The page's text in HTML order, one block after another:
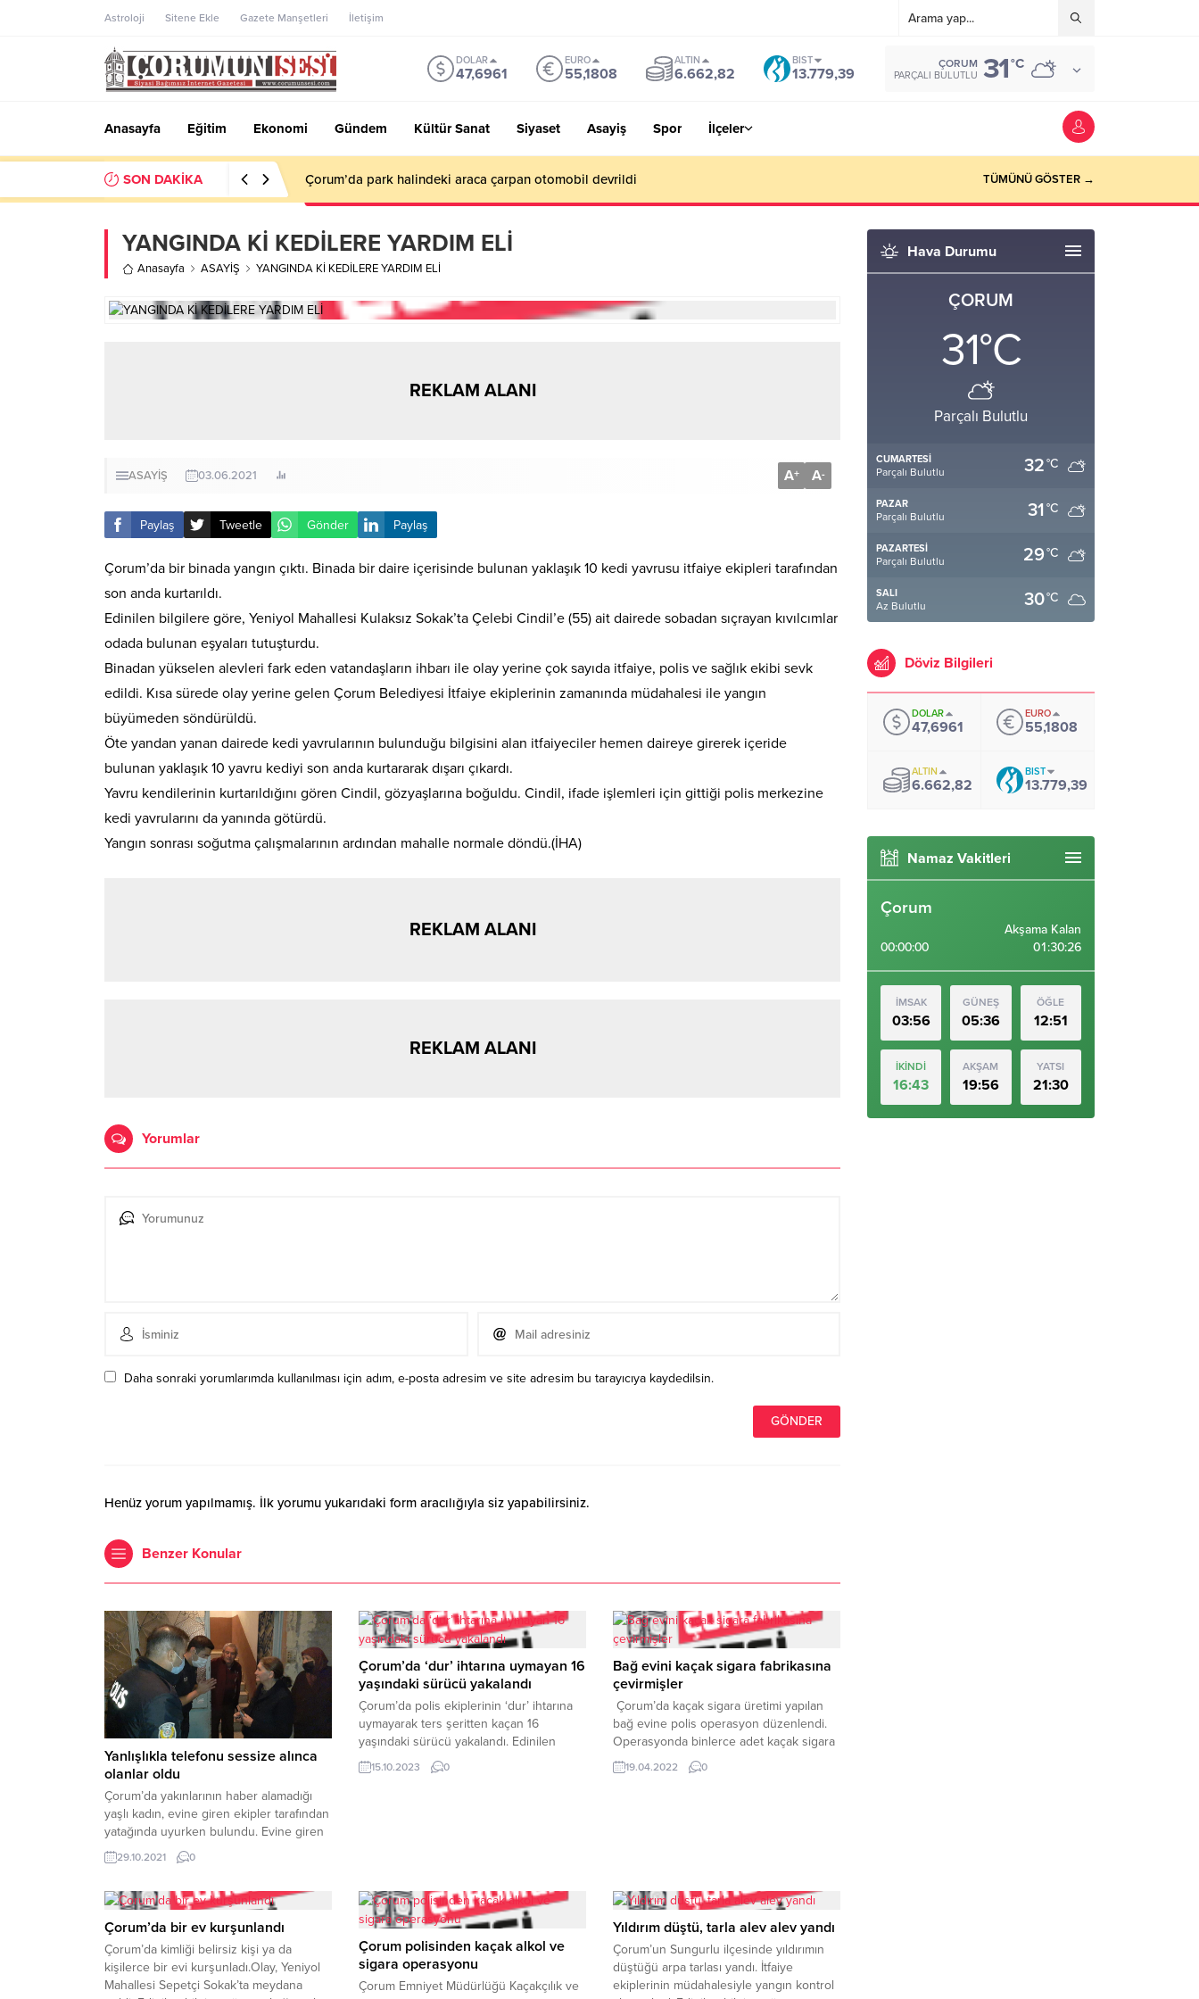
Astroloji Sitene Ekle Gazete Manşetleri İletişim
DOLAR
47,6961
EURO
55,1808
ALTIN
6.662,82
BIST
13.779,39
ÇORUM
PARÇALI BULUTLU 31°C
Anasayfa Eğitim Ekonomi Gündem Kültür Sanat Siyaset Asayiş Spor İlçeler
SON DAKİKA Çorum’da park halindeki araca çarpan otomobil devrildi TÜMÜNÜ GÖSTER →
YANGINDA Kİ KEDİLERE YARDIM ELİ
Anasayfa ASAYİŞ YANGINDA Kİ KEDİLERE YARDIM ELİ
REKLAM ALANI
ASAYİŞ 03.06.2021 A+ A-
Paylaş Tweetle Gönder Paylaş
Çorum’da bir binada yangın çıktı. Binada bir daire içerisinde bulunan yaklaşık 10 kedi yavrusu itfaiye ekipleri tarafından
son anda kurtarıldı.
Edinilen bilgilere göre, Yeniyol Mahallesi Kulaksız Sokak’ta Çelebi Cindil’e (55) ait dairede sobadan sıçrayan kıvılcımlar
odada bulunan eşyaları tutuşturdu.
Binadan yükselen alevleri fark eden vatandaşların ihbarı ile olay yerine çok sayıda itfaiye, polis ve sağlık ekibi sevk
edildi. Kısa sürede olay yerine gelen Çorum Belediyesi İtfaiye ekiplerinin zamanında müdahalesi ile yangın
büyümeden söndürüldü.
Öte yandan yanan dairede kedi yavrularının bulunduğu bilgisini alan itfaiyeciler hemen daireye girerek içeride
bulunan yaklaşık 10 yavru kediyi son anda kurtararak dışarı çıkardı.
Yavru kendilerinin kurtarıldığını gören Cindil, gözyaşlarına boğuldu. Cindil, ifade işlemleri için gittiği polis merkezine
kedi yavrularını da yanında götürdü.
Yangın sonrası soğutma çalışmalarının ardından mahalle normale döndü.(İHA)
REKLAM ALANI
REKLAM ALANI
Yorumlar
Daha sonraki yorumlarımda kullanılması için adım, e-posta adresim ve site adresim bu tarayıcıya kaydedilsin.
Henüz yorum yapılmamış. İlk yorumu yukarıdaki form aracılığıyla siz yapabilirsiniz.
Benzer Konular
Yanlışlıkla telefonu sessize alınca
olanlar oldu
Çorum’da yakınlarının haber alamadığı
yaşlı kadın, evine giren ekipler tarafından
yatağında uyurken bulundu. Evine giren
ekipleri karşısında görünce büyük
şaşkınlık yaşayan kadın, telefonunu
yakınlarının kendisine ulaşamadığını
söyledi.Olay, Mimar Sinan Mahallesi
Yenidoğan 7. Sokak’ta meydana geldi.
Edinilen bilgilere göre, sokakta bulunan
apartmanın 4. katındaki evinde yalnız...
29.10.2021 0
Çorum’da ‘dur’ ihtarına uymayan 16
yaşındaki sürücü yakalandı
Çorum’da polis ekiplerinin ‘dur’ ihtarına
uymayarak ters şeritten kaçan 16
yaşındaki sürücü yakalandı. Edinilen
bilgilere göre, H.İ.U. (16) adlı çocuk Mimar
Sinan Sokak’lar da otomobil ile gezerken
15.10.2023 0
Bağ evini kaçak sigara fabrikasına
çevirmişler
Çorum’da kaçak sigara üretimi yapılan
bağ evine polis operasyon düzenlendi.
Operasyonda binlerce adet kaçak sigara
ele geçilirken, 2 kişi gözaltına
alındı.Edinilen bilgilere göre, Kaçakçılık ve
19.04.2022 0
Çorum’da bir ev kurşunlandı
Çorum’da kimliği belirsiz kişi ya da
kişilerce bir evi kurşunladı.Olay, Yeniyol
Mahallesi Sepetçi Sokak’ta meydana
Çorum polisinden kaçak alkol ve
sigara operasyonu
Çorum Emniyet Müdürlüğü Kaçakçılık ve
Yıldırım düştü, tarla alev alev yandı
Çorum’un Sungurlu ilçesinde yıldırımın
düştüğü arpa tarlası yandı. İtfaiye
ekiplerinin müdahalesiyle yangın kontrol
Hava Durumu
ÇORUM
31°C
Parçalı Bulutlu
CUMARTESI
Parçalı Bulutlu 32°C
PAZAR
Parçalı Bulutlu 31°C
PAZARTESI
Parçalı Bulutlu 29°C
SALI
Az Bulutlu 30°C
Döviz Bilgileri
DOLAR
47,6961
EURO
55,1808
ALTIN
6.662,82
BIST
13.779,39
Namaz Vakitleri
Çorum
00:00:00
Akşama Kalan
01:30:26
İMSAK
03:56
GÜNEŞ
05:36
ÖĞLE
12:51
İKİNDİ
16:43
AKŞAM
19:56
YATSI
21:30